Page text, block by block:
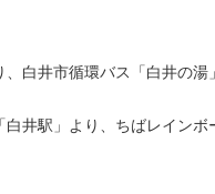
、白井市循環バス「白井の湯
白井駅」より、ちばレインボ